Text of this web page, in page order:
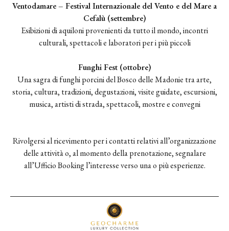
Ventodamare – Festival Internazionale del Vento e del Mare a
Cefalù (settembre)
Esibizioni di aquiloni provenienti da tutto il mondo, incontri
culturali, spettacoli e laboratori per i più piccoli
Funghi Fest (ottobre)
Una sagra di funghi porcini del Bosco delle Madonie tra arte,
storia, cultura, tradizioni, degustazioni, visite guidate, escursioni,
musica, artisti di strada, spettacoli, mostre e convegni
Rivolgersi al ricevimento per i contatti relativi all’organizzazione
delle attività o, al momento della prenotazione, segnalare
all’Ufficio Booking l’interesse verso una o più esperienze.